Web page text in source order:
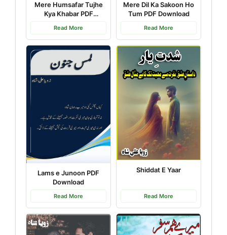
Mere Humsafar Tujhe
Kya Khabar PDF
Read More
Mere Dil Ka Sakoon Ho
Tum PDF Download
Read More
Lams e Junoon PDF
Download
Read More
Shiddat E Yaar
Read More